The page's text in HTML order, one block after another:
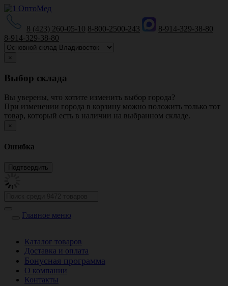
8 (423) 260-05-10 8-800-2500-243
8-914-329-38-80
8-914-329-38-80
×
Выбор склада
Вы уверены, что хотите изменить выбор города?
При изменении города в корзину можно положить только тот
товар, который есть в наличии на выбранном складе.
×
Ошибка
Главное меню
Каталог товаров
Доставка и оплата
Бонусная программа
О компании
Контакты